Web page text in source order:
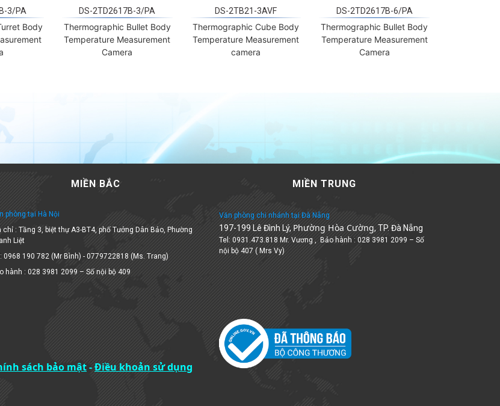
Body
Thermographic Bullet Body
Temperature Measurement
Camera
Thermographic Cube Body
Temperature Measurement
camera
Thermographic Bullet Body
Temperature Measurement
Camera
MIỀN BẮC
phòng tại Hà Nội
chỉ : Tầng 3, biệt thự A3-BT4, phố Tưởng Dân Bảo, Phường
Liệt
0968 190 782 (Mr Bình) - 0779722818 (Ms. Trang)
hành : 028 3981 2099 – Số nội bộ 409
sách bảo mật -Điều khoản sử dụng
MIỀN TRUNG
Văn phòng chi nhánh tại Đà Nẵng
197-199 Lê Đình Lý,
Tel: 0931.473.818 Mr. Vương , Bảo hành : 028 3981 2099 – Số
nội bộ 407 ( Mrs Vy)